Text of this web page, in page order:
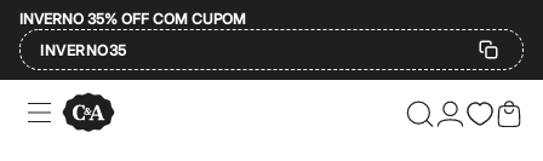
INVERNO 35% OFF COM CUPOM
INVERNO35
Ofertas
Compre por Departamento